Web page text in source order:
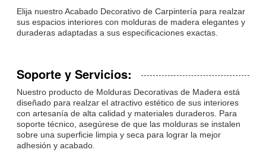
Elija nuestro Acabado Decorativo de Carpintería para realzar
sus espacios interiores con molduras de madera elegantes y
duraderas adaptadas a sus especificaciones exactas.
Soporte y Servicios:
Nuestro producto de Molduras Decorativas de Madera está
diseñado para realzar el atractivo estético de sus interiores
con artesanía de alta calidad y materiales duraderos. Para
soporte técnico, asegúrese de que las molduras se instalen
sobre una superficie limpia y seca para lograr la mejor
adhesión y acabado.